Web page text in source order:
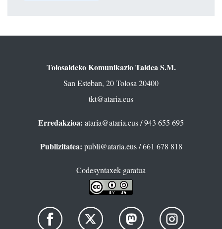
Tolosaldeko Komunikazio Taldea S.M.
San Esteban, 20 Tolosa 20400
tkt@ataria.eus
Erredakzioa: ataria@ataria.eus/ 943 655 695
Publizitatea: publi@ataria.eus/ 661 678 818
Codesyntaxek garatua